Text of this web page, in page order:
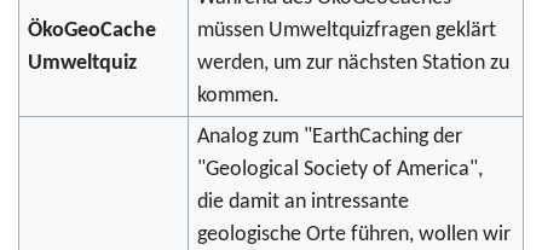
ÖkoGeoCache
Umweltquiz
müssen Umweltquizfragen geklärt
werden, um zur nächsten Station zu
kommen.
Analog zum "EarthCaching der
"Geological Society of America",
die damit an intressante
geologische Orte führen, wollen wir